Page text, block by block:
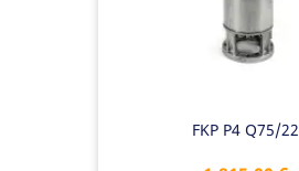
FKP P4 Q75/22